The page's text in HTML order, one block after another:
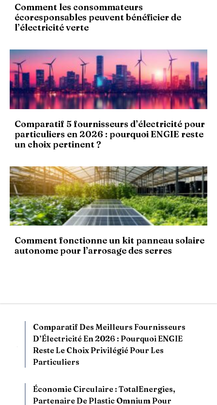
Comment les consommateurs
écoresponsables peuvent bénéficier de
l’électricité verte
Comparatif 5 fournisseurs d’électricité pour
particuliers en 2026 : pourquoi ENGIE reste
un choix pertinent ?
Comment fonctionne un kit panneau solaire
autonome pour l’arrosage des serres
Comparatif Des Meilleurs Fournisseurs
D’Électricité En 2026 : Pourquoi ENGIE
Reste Le Choix Privilégié Pour Les
Particuliers
Économie Circulaire : TotalEnergies,
Partenaire De Plastic Omnium Pour